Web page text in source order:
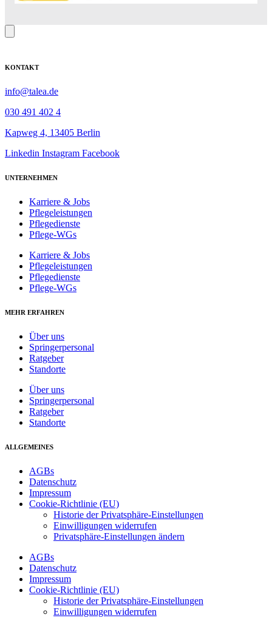
KONTAKT
info@talea.de
030 491 402 4
Kapweg 4, 13405 Berlin
Linkedin Instagram Facebook
UNTERNEHMEN
Karriere & Jobs
Pflegeleistungen
Pflegedienste
Pflege-WGs
Karriere & Jobs
Pflegeleistungen
Pflegedienste
Pflege-WGs
MEHR ERFAHREN
Über uns
Springerpersonal
Ratgeber
Standorte
Über uns
Springerpersonal
Ratgeber
Standorte
ALLGEMEINES
AGBs
Datenschutz
Impressum
Cookie-Richtlinie (EU)
Historie der Privatsphäre-Einstellungen
Einwilligungen widerrufen
Privatsphäre-Einstellungen ändern
AGBs
Datenschutz
Impressum
Cookie-Richtlinie (EU)
Historie der Privatsphäre-Einstellungen
Einwilligungen widerrufen